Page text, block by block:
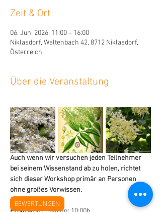
Zeit & Ort
06. Juni 2026, 11:00 – 16:00
Niklasdorf, Waltenbach 42, 8712 Niklasdorf,
Österreich
Über die Veranstaltung
Auch wenn wir versuchen jeden Teilnehmer
bei seinem Wissenstand ab zu holen, richtet
sich dieser Workshop primär an Personen
ohne großes Vorwissen.
BEWERTUNGEN